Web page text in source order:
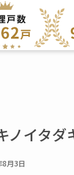
ノイタ
月3日